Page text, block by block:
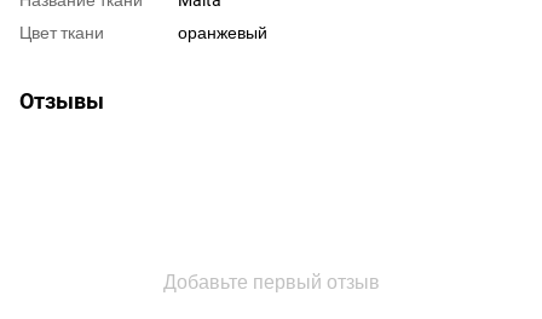
Цвет ткани
оранжевый
Отзывы
Добавьте первый отзыв